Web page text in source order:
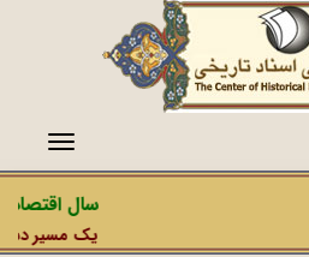
منو
سال
یک مسیر